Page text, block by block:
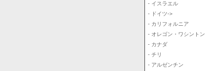
- イスラエル
- ドイツ->
- カリフォルニア
- オレゴン・ワシントン
- カナダ
- チリ
- アルゼンチン